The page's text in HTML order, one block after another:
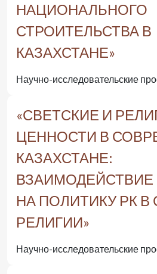
НАЦИОНАЛЬНОГО
СТРОИТЕЛЬСТВА В
КАЗАХСТАНЕ»
Научно-исследовательские
«СВЕТСКИЕ И
ЦЕННОСТИ В
КАЗАХСТАНЕ:
ВЗАИМОДЕЙСТВИЕ
НА ПОЛИТИКУ РК В
РЕЛИГИИ»
Научно-исследовательские